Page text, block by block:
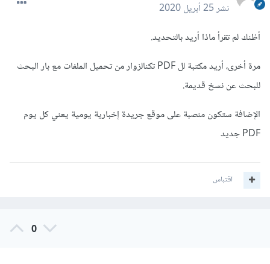
نشر25 أبريل 2020
أظنك لم تقرأ ماذا أريد بالتحديد.
مرة أخرى، أريد مكتبة لل PDF تكنالزوار من تحميل الملفات مع بار البحث
للبحث عن نسخ قديمة.
الإضافة ستكون منصبة على موقع جريدة إخبارية يومية يعني كل يوم
PDF جديد
اقتباس
0